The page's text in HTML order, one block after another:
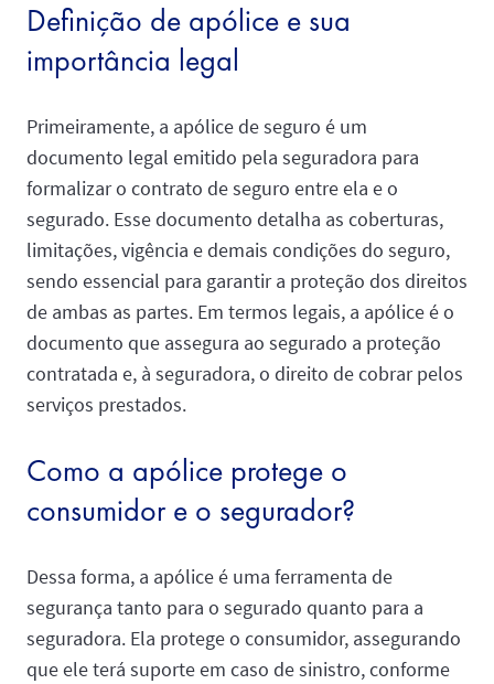
Definição de apólice e sua
importância legal
Primeiramente, a apólice de seguro é um
documento legal emitido pela seguradora para
formalizar o contrato de seguro entre ela e o
segurado. Esse documento detalha as coberturas,
limitações, vigência e demais condições do seguro,
sendo essencial para garantir a proteção dos direitos
de ambas as partes. Em termos legais, a apólice é o
documento que assegura ao segurado a proteção
contratada e, à seguradora, o direito de cobrar pelos
serviços prestados.
Como a apólice protege o
consumidor e o segurador?
Dessa forma, a apólice é uma ferramenta de
segurança tanto para o segurado quanto para a
seguradora. Ela protege o consumidor, assegurando
que ele terá suporte em caso de sinistro, conforme